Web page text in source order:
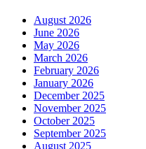
August 2026
June 2026
May 2026
March 2026
February 2026
January 2026
December 2025
November 2025
October 2025
September 2025
August 2025